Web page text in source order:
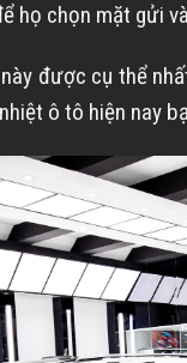
họ chọn mặt gửi
được cụ thể
ô tô hiện nay